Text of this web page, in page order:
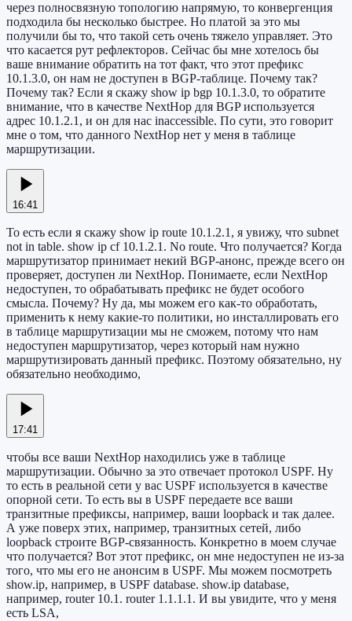
через полносвязную топологию напрямую, то конвергенция
подходила бы несколько быстрее. Но платой за это мы
получили бы то, что такой сеть очень тяжело управляет. Это
что касается рут рефлекторов. Сейчас бы мне хотелось бы
ваше внимание обратить на тот факт, что этот префикс
10.1.3.0, он нам не доступен в BGP-таблице. Почему так?
Почему так? Если я скажу show ip bgp 10.1.3.0, то обратите
внимание, что в качестве NextHop для BGP используется
адрес 10.1.2.1, и он для нас inaccessible. По сути, это говорит
мне о том, что данного NextHop нет у меня в таблице
маршрутизации.
16:41
То есть если я скажу show ip route 10.1.2.1, я увижу, что subnet
not in table. show ip cf 10.1.2.1. No route. Что получается? Когда
маршрутизатор принимает некий BGP-анонс, прежде всего он
проверяет, доступен ли NextHop. Понимаете, если NextHop
недоступен, то обрабатывать префикс не будет особого
смысла. Почему? Ну да, мы можем его как-то обработать,
применить к нему какие-то политики, но инсталлировать его
в таблице маршрутизации мы не сможем, потому что нам
недоступен маршрутизатор, через который нам нужно
маршрутизировать данный префикс. Поэтому обязательно, ну
обязательно необходимо,
17:41
чтобы все ваши NextHop находились уже в таблице
маршрутизации. Обычно за это отвечает протокол USPF. Ну
то есть в реальной сети у вас USPF используется в качестве
опорной сети. То есть вы в USPF передаете все ваши
транзитные префиксы, например, ваши loopback и так далее.
А уже поверх этих, например, транзитных сетей, либо
loopback строите BGP-связанность. Конкретно в моем случае
что получается? Вот этот префикс, он мне недоступен не из-за
того, что мы его не анонсим в USPF. Мы можем посмотреть
show.ip, например, в USPF database. show.ip database,
например, router 10.1. router 1.1.1.1. И вы увидите, что у меня
есть LSA,